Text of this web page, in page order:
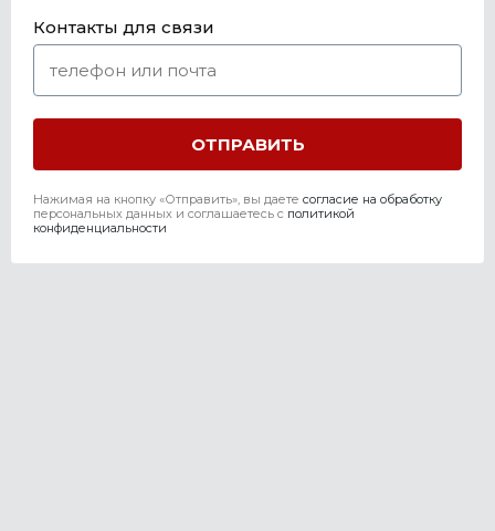
Контакты для связи
Нажимая на кнопку «Отправить», вы даете согласие на обработку
персональных данных и соглашаетесь c политикой
конфиденциальности